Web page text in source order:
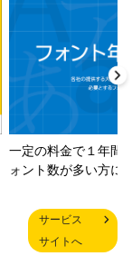
一定の料金で１年間
ォント数が多い方に
サービス
サイトへ